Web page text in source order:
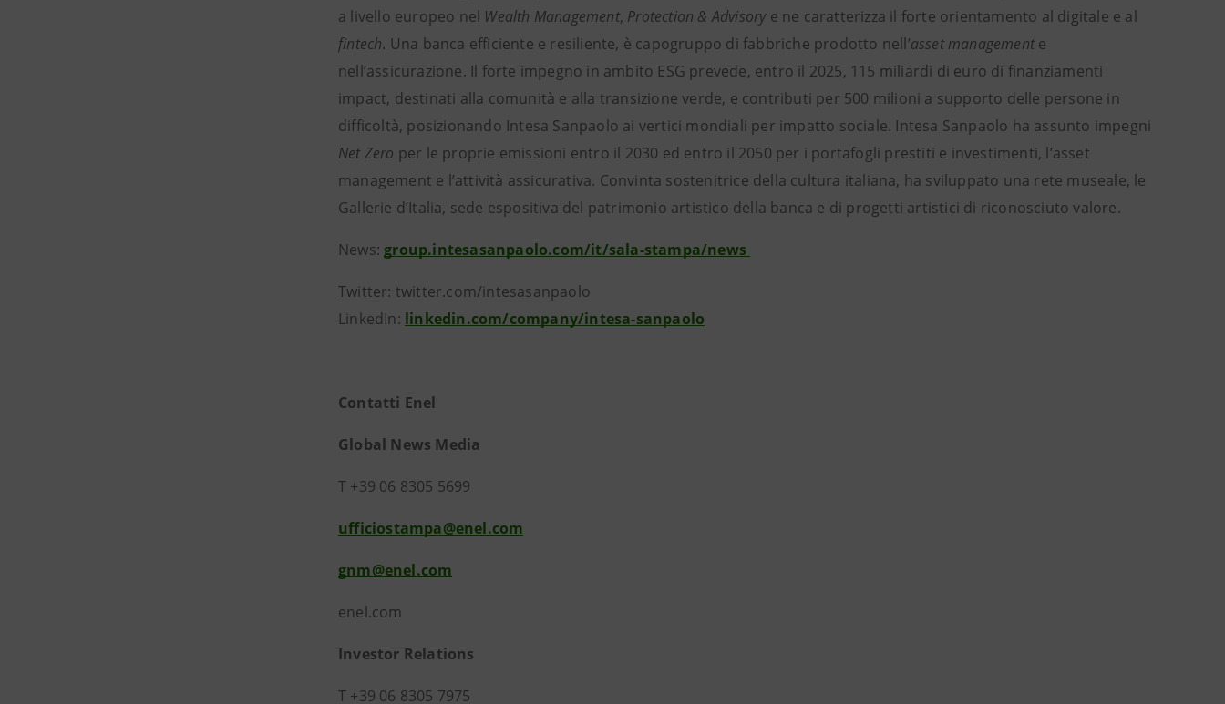
a livello europeo nel Wealth Management, Protection & Advisorye ne caratterizza il forte orientamento al digitale e al
fintech. Una banca efficiente e resiliente, è capogruppo di fabbriche prodotto nell’asset managemente
nell’assicurazione. Il forte impegno in ambito ESG prevede, entro il 2025, 115 miliardi di euro di finanziamenti
impact, destinati alla comunità e alla transizione verde, e contributi per 500 milioni a supporto delle persone in
difficoltà, posizionando Intesa Sanpaolo ai vertici mondiali per impatto sociale. Intesa Sanpaolo ha assunto impegni
Net Zero per le proprie emissioni entro il 2030 ed entro il 2050 per i portafogli prestiti e investimenti, l’asset
management e l’attività assicurativa. Convinta sostenitrice della cultura italiana, ha sviluppato una rete museale, le
Gallerie d’Italia, sede espositiva del patrimonio artistico della banca e di progetti artistici di riconosciuto valore.
News: group.intesasanpaolo.com/it/sala-stampa/news
Twitter: twitter.com/intesasanpaolo
LinkedIn: linkedin.com/company/intesa-sanpaolo
Contatti Enel
Global News Media
T +39 06 8305 5699
ufficiostampa@enel.com
gnm@enel.com
enel.com
Investor Relations
T +39 06 8305 7975